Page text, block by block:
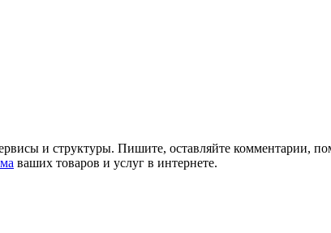
и структуры. Пишите, оставляйте комментарии,
ваших товаров и услуг в интернете.